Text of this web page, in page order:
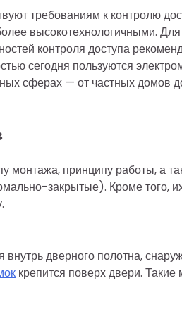
требованиям к контролю
высокотехнологичными.
контроля доступа
сегодня пользуются
сферах — от частных домов
монтажа, принципу работы, а
закрытые). Кроме того,
дверного полотна,
крепится поверх двери.